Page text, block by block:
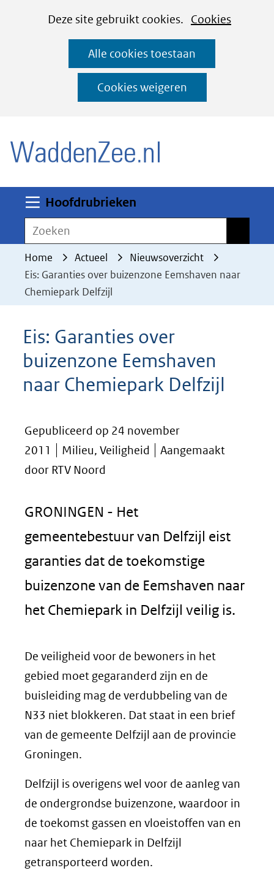
CookiesDeze site gebruikt cookies. Cookies
deze
worden
toegestaan
geweigerd.
Alle cookies toestaan
Cookies weigeren
Ga
naar
de
inhoud
Hoofdrubrieken
Zoeken
Home Actueel
Nieuwsoverzicht
Eis: Garanties over buizenzone Eemshaven naar
Chemiepark Delfzijl
Eis: Garanties over
buizenzone Eemshaven
naar Chemiepark Delfzijl
Gepubliceerd op 24 november
2011
Milieu, Veiligheid
Aangemaakt
door RTV Noord
GRONINGEN - Het
gemeentebestuur van Delfzijl eist
garanties dat de toekomstige
buizenzone van de Eemshaven naar
het Chemiepark in Delfzijl veilig is.
De veiligheid voor de bewoners in het
gebied moet gegaranderd zijn en de
buisleiding mag de verdubbeling van de
N33 niet blokkeren. Dat staat in een brief
van de gemeente Delfzijl aan de provincie
Groningen.
Delfzijl is overigens wel voor de aanleg van
de ondergrondse buizenzone, waardoor in
de toekomst gassen en vloeistoffen van en
naar het Chemiepark in Delfzijl
getransporteerd worden.